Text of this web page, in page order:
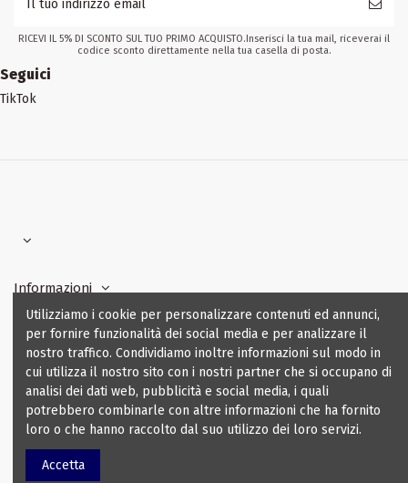
RICEVI IL 5% DI SCONTO SUL TUO PRIMO ACQUISTO.Inserisci la tua mail, riceverai il
codice sconto direttamente nella tua casella di posta.
Seguici
TikTok
Informazioni
I nostri contatti
©2024 NewLogiService sooc. coop. - tutti i diritti sono riservati
Utilizziamo i cookie per personalizzare contenuti ed annunci,
per fornire funzionalità dei social media e per analizzare il
nostro traffico. Condividiamo inoltre informazioni sul modo in
cui utilizza il nostro sito con i nostri partner che si occupano di
analisi dei dati web, pubblicità e social media, i quali
potrebbero combinarle con altre informazioni che ha fornito
loro o che hanno raccolto dal suo utilizzo dei loro servizi.
Accetta